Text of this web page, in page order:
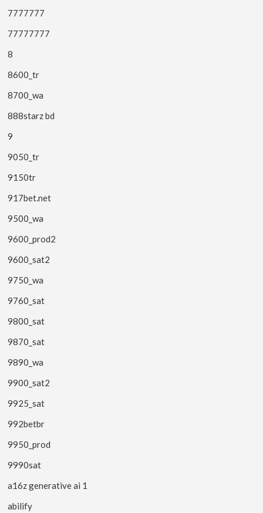
7777777
77777777
8
8600_tr
8700_wa
888starz bd
9
9050_tr
9150tr
917bet.net
9500_wa
9600_prod2
9600_sat2
9750_wa
9760_sat
9800_sat
9870_sat
9890_wa
9900_sat2
9925_sat
992betbr
9950_prod
9990sat
a16z generative ai 1
abilify